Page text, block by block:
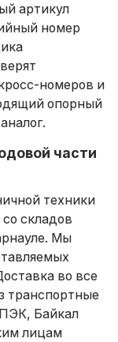
артикул
номер
номеров и
опорный
части
техники
складов
Мы
во все
транспортные
Байкал
лицам